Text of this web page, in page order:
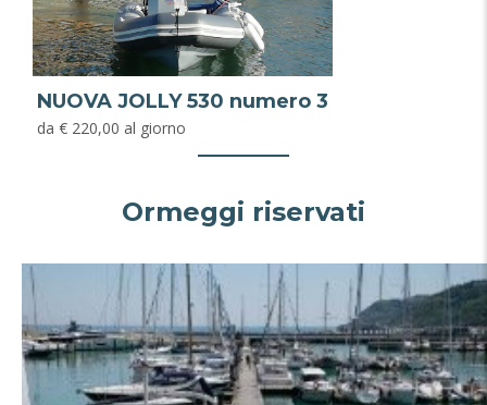
NUOVA JOLLY 530 numero 3
da € 220,00 al giorno
Ormeggi riservati